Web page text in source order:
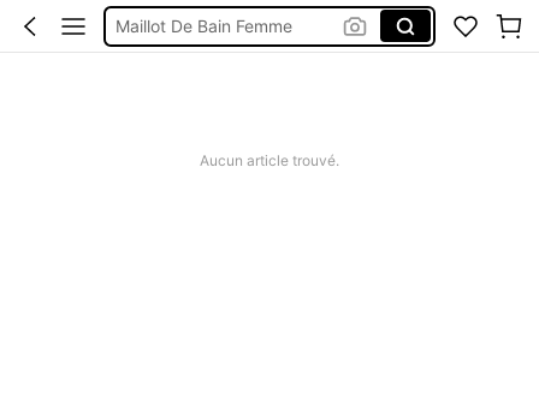
Maillot De Bain Femme
Aucun article trouvé.